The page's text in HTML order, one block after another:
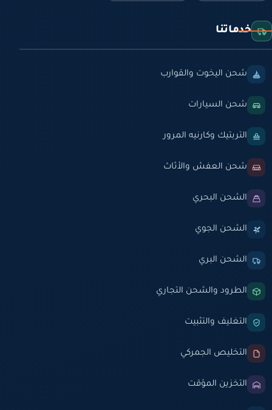
خدماتنا
شحن اليخوت والقوارب
شحن السيارات
التربتيك وكارنيه المرور
شحن العفش والأثاث
الشحن البحري
الشحن الجوي
الشحن البري
الطرود والشحن التجاري
التغليف والتثبيت
التخليص الجمركي
التخزين المؤقت